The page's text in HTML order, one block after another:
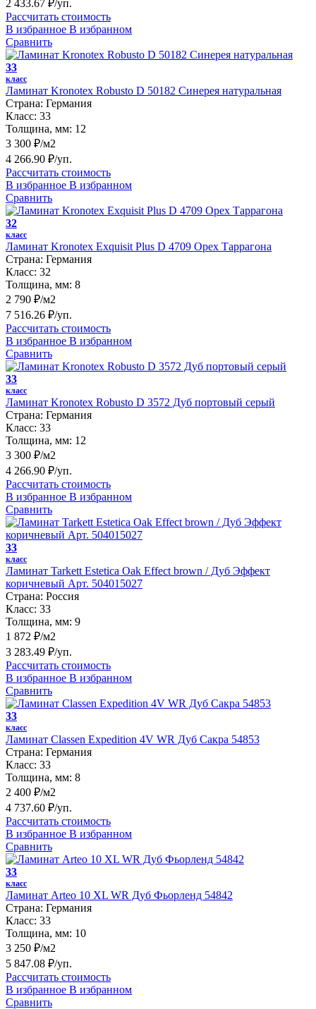
2 433.67 ₽/уп.
Рассчитать стоимость
В избранное В избранном
Сравнить
33
класс
Ламинат Kronotex Robusto D 50182 Синерея натуральная
Страна: Германия
Класс: 33
Толщина, мм: 12
3 300 ₽/м2
4 266.90 ₽/уп.
Рассчитать стоимость
В избранное В избранном
Сравнить
32
класс
Ламинат Kronotex Exquisit Plus D 4709 Орех Таррагона
Страна: Германия
Класс: 32
Толщина, мм: 8
2 790 ₽/м2
7 516.26 ₽/уп.
Рассчитать стоимость
В избранное В избранном
Сравнить
33
класс
Ламинат Kronotex Robusto D 3572 Дуб портовый серый
Страна: Германия
Класс: 33
Толщина, мм: 12
3 300 ₽/м2
4 266.90 ₽/уп.
Рассчитать стоимость
В избранное В избранном
Сравнить
33
класс
Ламинат Tarkett Estetica Oak Effect brown / Дуб Эффект
коричневый Арт. 504015027
Страна: Россия
Класс: 33
Толщина, мм: 9
1 872 ₽/м2
3 283.49 ₽/уп.
Рассчитать стоимость
В избранное В избранном
Сравнить
33
класс
Ламинат Classen Expedition 4V WR Дуб Сакра 54853
Страна: Германия
Класс: 33
Толщина, мм: 8
2 400 ₽/м2
4 737.60 ₽/уп.
Рассчитать стоимость
В избранное В избранном
Сравнить
33
класс
Ламинат Arteo 10 XL WR Дуб Фьорленд 54842
Страна: Германия
Класс: 33
Толщина, мм: 10
3 250 ₽/м2
5 847.08 ₽/уп.
Рассчитать стоимость
В избранное В избранном
Сравнить